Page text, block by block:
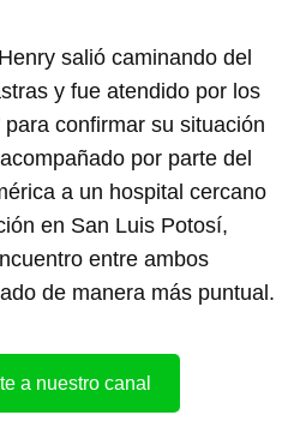
salió caminando del
y fue atendido por los
para confirmar su situación
por parte del
a un hospital cercano
en San Luis Potosí,
entre ambos
de manera más puntual.
a nuestro canal